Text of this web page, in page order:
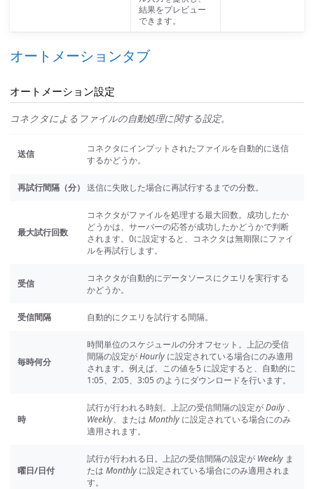
結果をプレビュー
できます。
オートメーションタブ
オートメーション設定
コネクタによるファイルの自動処理に関する設定。
送信
コネクタにインプットされたファイルを自動的に送信
するかどうか。
再試行間隔（分） 送信に失敗した場合に再試行するまでの分数。
最大試行回数
コネクタがファイルを処理する最大回数。成功したか
どうかは、サーバーの応答が成功したかどうかで判断
されます。0に設定すると、コネクタは無期限にファイ
ルを再試行します。
受信
コネクタが自動的にデータソースにクエリを実行する
かどうか。
受信間隔 自動的にクエリを試行する間隔。
毎時何分
時間単位のスケジュールの分オフセット。上記の受信
間隔の設定がHourly に設定されている場合にのみ適用
されます。例えば、この値を5 に設定すると、自動的に
1:05、2:05、3:05 のようにダウンロードを行います。
時
試行が行われる時刻。上記の受信間隔の設定がDaily 、
Weekly、または Monthly に設定されている場合にのみ
適用されます。
曜日/日付
試行が行われる日。上記の受信間隔の設定が Weekly ま
たは Monthly に設定されている場合にのみ適用されま
す。